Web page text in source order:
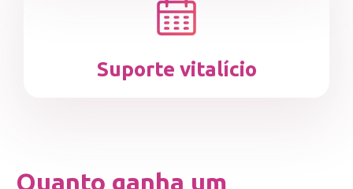
Suporte vitalício
Quanto ganha um